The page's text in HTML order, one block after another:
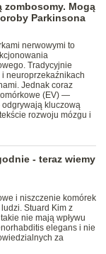
zombosomy. Mogą
Parkinsona
nerwowymi to
Tradycyjnie
neuroprzekaźnikach
Jednak coraz
(EV) —
kluczową
rozwoju mózgu i
- teraz wiemy
i niszczenie komórek
Stuard Kim z
nie mają wpływu
elegans i nie
za